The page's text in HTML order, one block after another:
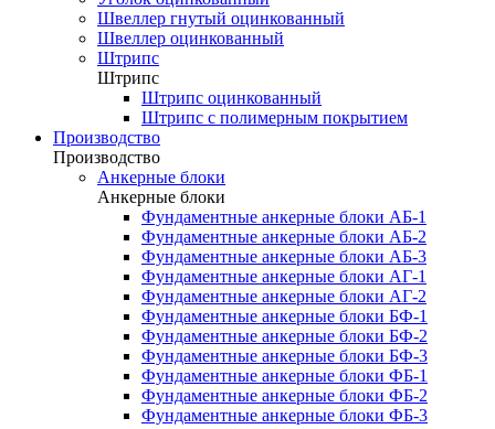
Швеллер гнутый оцинкованный
Швеллер оцинкованный
Штрипс
Штрипс
Штрипс оцинкованный
Штрипс с полимерным покрытием
Производство
Производство
Анкерные блоки
Анкерные блоки
Фундаментные анкерные блоки АБ-1
Фундаментные анкерные блоки АБ-2
Фундаментные анкерные блоки АБ-3
Фундаментные анкерные блоки АГ-1
Фундаментные анкерные блоки АГ-2
Фундаментные анкерные блоки БФ-1
Фундаментные анкерные блоки БФ-2
Фундаментные анкерные блоки БФ-3
Фундаментные анкерные блоки ФБ-1
Фундаментные анкерные блоки ФБ-2
Фундаментные анкерные блоки ФБ-3